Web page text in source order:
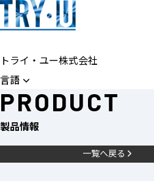
トライ・ユー株式会社
言語
PRODUCT
製品情報
一覧へ戻る